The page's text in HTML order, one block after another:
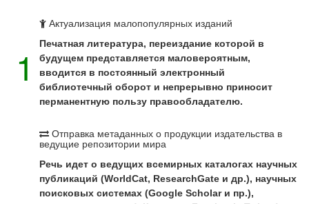
1
Актуализация малопопулярных изданий
Печатная литература, переиздание которой в
будущем представляется маловероятным,
вводится в постоянный электронный
библиотечный оборот и непрерывно приносит
перманентную пользу правообладателю.
Отправка метаданных о продукции издательства в
ведущие репозитории мира
Речь идет о ведущих всемирных каталогах научных
публикаций (WorldCat, ResearchGate и др.), научных
поисковых системах (Google Scholar и пр.),